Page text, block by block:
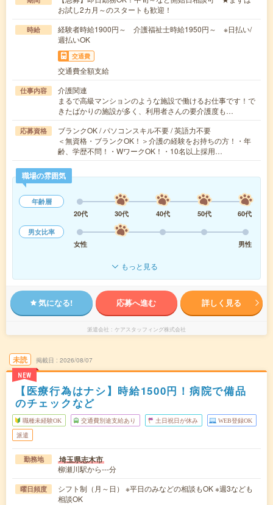
お試し2カ月～のスタートも歓迎！
時給
経験者時給1900円～ 介護福祉士時給1950円～ ※日払い/
週払いOK
交通費
交通費全額支給
仕事内容
介護関連
まるで高級マンションのような施設で働けるお仕事です！で
きたばかりの施設が多く、利用者さんの要介護度も…
応募資格
ブランクOK / パソコンスキル不要 / 英語力不要
＜無資格・ブランクOK！＞介護の経験をお持ちの方！・年
齢、学歴不問！・WワークOK！・10名以上採用…
職場の雰囲気
年齢層
20代
30代 40代 50代
60代
男女比率
女性
男性
もっと見る
気になる! 応募へ進む 詳しく見る
派遣会社 ケアスタッフィング株式会社
未読
NEW
掲載日 2026/08/07
【医療行為はナシ】時給1500円！病院で備品
のチェックなど
職種未経験OK 交通費別途支給あり 土日祝日が休み WEB登録OK
派遣
勤務地 埼玉県志木市
柳瀬川駅から---分
曜日頻度
シフト制（月～日） ※平日のみなどの相談もOK ※週3なども
相談OK